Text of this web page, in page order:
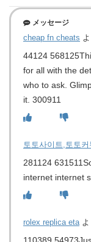
メッセージ
cheap fn cheats
44124
for all with the
who to ask.
it. 300911
토토사이트,토토커
281124
internet internet
rolex replica eta